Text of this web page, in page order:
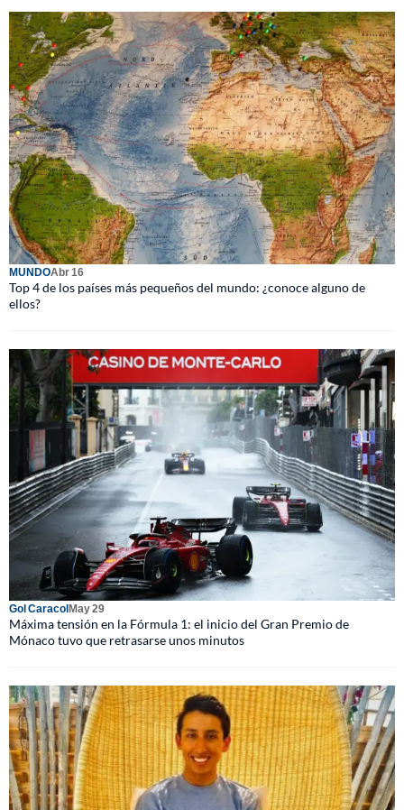
MUNDOAbr 16
Top 4 de los países más pequeños del mundo: ¿conoce alguno de
ellos?
Gol CaracolMay 29
Máxima tensión en la Fórmula 1: el inicio del Gran Premio de
Mónaco tuvo que retrasarse unos minutos